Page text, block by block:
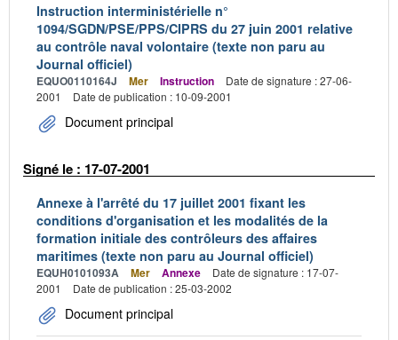
Instruction interministérielle n°
1094/SGDN/PSE/PPS/CIPRS du 27 juin 2001 relative
au contrôle naval volontaire (texte non paru au
Journal officiel)
EQUO0110164J Mer Instruction
Date de signature : 27-06-
2001
Date de publication : 10-09-2001
Document principal
Signé le : 17-07-2001
Annexe à l'arrêté du 17 juillet 2001 fixant les
conditions d'organisation et les modalités de la
formation initiale des contrôleurs des affaires
maritimes (texte non paru au Journal officiel)
EQUH0101093A Mer Annexe
Date de signature : 17-07-
2001
Date de publication : 25-03-2002
Document principal